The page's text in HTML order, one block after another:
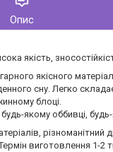
Опис
якість,
якісного
сну. Легко
блоці.
якому оббивці,
різноманітний
виготовлення 1-2